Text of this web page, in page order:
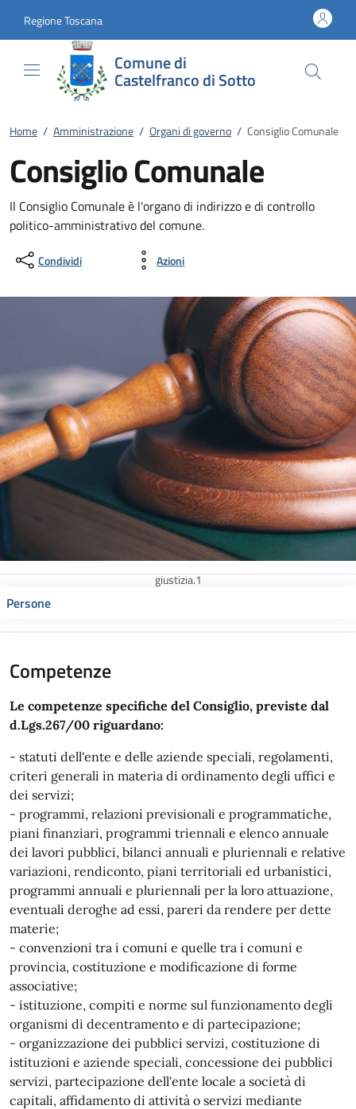
Regione Toscana
Comune di
Castelfranco di Sotto
Home / Amministrazione / Organi di governo / Consiglio Comunale
Consiglio Comunale
Il Consiglio Comunale è l'organo di indirizzo e di controllo
politico-amministrativo del comune.
Condividi Azioni
giustizia.1
Persone
Competenze
Le competenze specifiche del Consiglio, previste dal
d.Lgs.267/00 riguardano:
- statuti dell'ente e delle aziende speciali, regolamenti,
criteri generali in materia di ordinamento degli uffici e
dei servizi;
- programmi, relazioni previsionali e programmatiche,
piani finanziari, programmi triennali e elenco annuale
dei lavori pubblici, bilanci annuali e pluriennali e relative
variazioni, rendiconto, piani territoriali ed urbanistici,
programmi annuali e pluriennali per la loro attuazione,
eventuali deroghe ad essi, pareri da rendere per dette
materie;
- convenzioni tra i comuni e quelle tra i comuni e
provincia, costituzione e modificazione di forme
associative;
- istituzione, compiti e norme sul funzionamento degli
organismi di decentramento e di partecipazione;
- organizzazione dei pubblici servizi, costituzione di
istituzioni e aziende speciali, concessione dei pubblici
servizi, partecipazione dell'ente locale a società di
capitali, affidamento di attività o servizi mediante